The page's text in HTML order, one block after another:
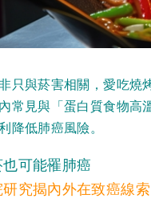
只與菸害相關，愛吃燒
常見與「蛋白質食物高
降低肺癌風險。
可能罹肺癌
研究揭內外在致癌線索